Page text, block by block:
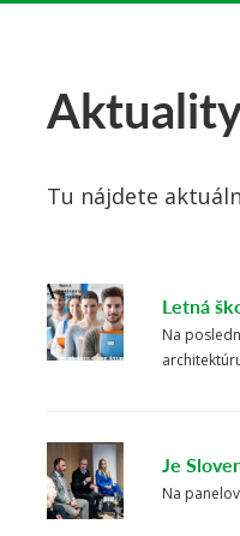
Tu nájdete
Letná
Na
Je
Na